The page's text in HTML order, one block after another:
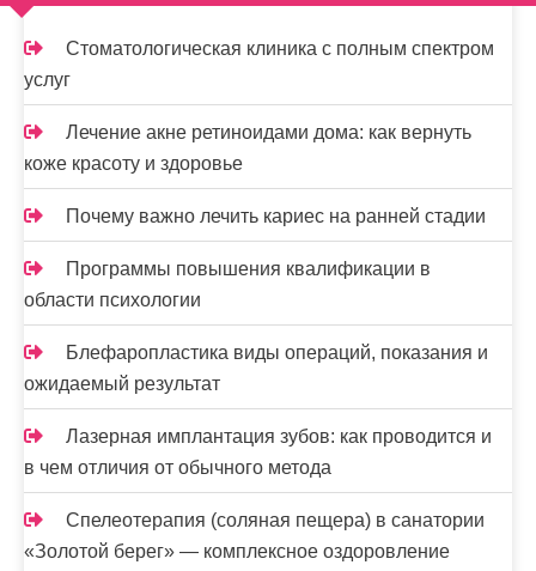
Стоматологическая клиника с полным спектром
услуг
Лечение акне ретиноидами дома: как вернуть
коже красоту и здоровье
Почему важно лечить кариес на ранней стадии
Программы повышения квалификации в
области психологии
Блефаропластика виды операций, показания и
ожидаемый результат
Лазерная имплантация зубов: как проводится и
в чем отличия от обычного метода
Спелеотерапия (соляная пещера) в санатории
«Золотой берег» — комплексное оздоровление